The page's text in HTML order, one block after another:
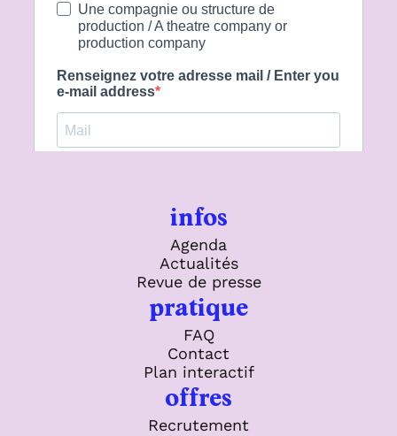
infos
Agenda
Actualités
Revue de presse
pratique
FAQ
Contact
Plan interactif
offres
Recrutement